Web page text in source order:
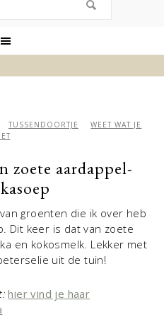
TUSSENDOORTJE
WEET WAT JE
zoete aardappel-
groenten die ik over heb
Dit keer is dat van zoete
en kokosmelk. Lekker met
uit de tuin!
hier vind je haar